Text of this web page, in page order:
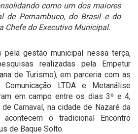
como um dos maiores
de Pernambuco, do Brasil e do
Chefe do Executivo Municipal.
pela gestão municipal nessa terça,
realizadas pela Empetur
de Turismo), em parceria com as
LTDA e Metanálise
em campo entre os dias 3º e 4,
Carnaval, na cidade de Nazaré da
o tradicional Encontro
de Baque Solto.